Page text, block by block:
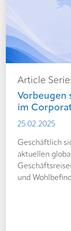
Article
Vorbeugen
im
25.02.2025
Geschäftlich
aktuellen
und